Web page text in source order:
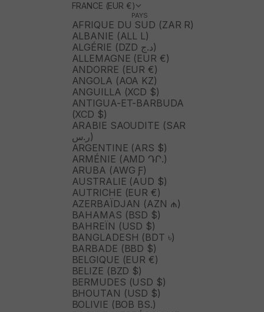
FRANCE (EUR €)
PAYS
AFRIQUE DU SUD (ZAR R)
ALBANIE (ALL L)
ALGÉRIE (DZD د.ج)
ALLEMAGNE (EUR €)
ANDORRE (EUR €)
ANGOLA (AOA KZ)
ANGUILLA (XCD $)
ANTIGUA-ET-BARBUDA
(XCD $)
ARABIE SAOUDITE (SAR
ر.س)
ARGENTINE (ARS $)
ARMÉNIE (AMD ԴՐ.)
ARUBA (AWG Ƒ)
AUSTRALIE (AUD $)
AUTRICHE (EUR €)
AZERBAÏDJAN (AZN ₼)
BAHAMAS (BSD $)
BAHREÏN (USD $)
BANGLADESH (BDT ৳)
BARBADE (BBD $)
BELGIQUE (EUR €)
BELIZE (BZD $)
BERMUDES (USD $)
BHOUTAN (USD $)
BOLIVIE (BOB BS.)